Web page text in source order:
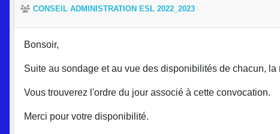
CONSEIL ADMINISTRATION ESL 2022_2023
Bonsoir,
Suite au sondage et au vue des disponibilités de chacun,
Vous trouverez l'ordre du jour associé à cette convocation.
Merci pour votre disponibilité.